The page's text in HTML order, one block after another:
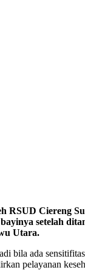
RSUD Ciereng
setelah
Utara.
bila ada
pelayanan